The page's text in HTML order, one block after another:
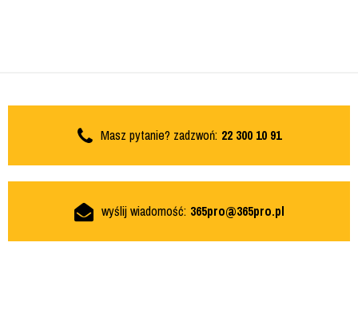
Masz pytanie? zadzwoń: 22 300 10 91
wyślij wiadomość: 365pro@365pro.pl